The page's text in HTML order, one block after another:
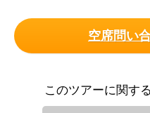
空席問い
このツアーに関す